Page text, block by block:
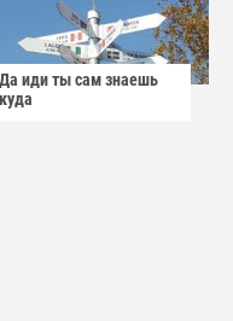
Да иди ты сам знаешь
куда